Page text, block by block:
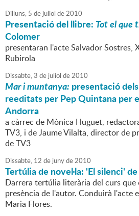
Dilluns, 5 de juliol de2010
Presentació del llibre: Tot el que
Colomer
presentaran l'acte Salvador Sostres,
Rubirola
Dissabte,3 de juliol de2010
Mar i muntanya: presentació
reeditats per Pep Quintana per
Andorra
a càrrec de Mònica Huguet,
TV3, i de Jaume Vilalta, director de
de TV3
Dissabte, 12 de junyde2010
Tertúlia de novel·la: 'El silenci'
Darrera tertúlia literària del curs que
presència de l'autor. Conduirà l'acte
Maria Flores.